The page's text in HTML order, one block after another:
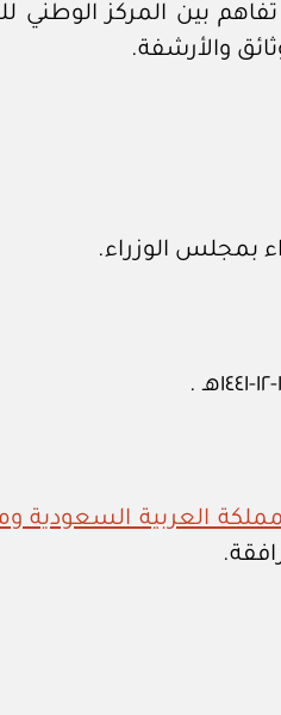
١٤٤١هـ، في شأن مشروع مذكرة تفاهم
والأرشفة.
العربية